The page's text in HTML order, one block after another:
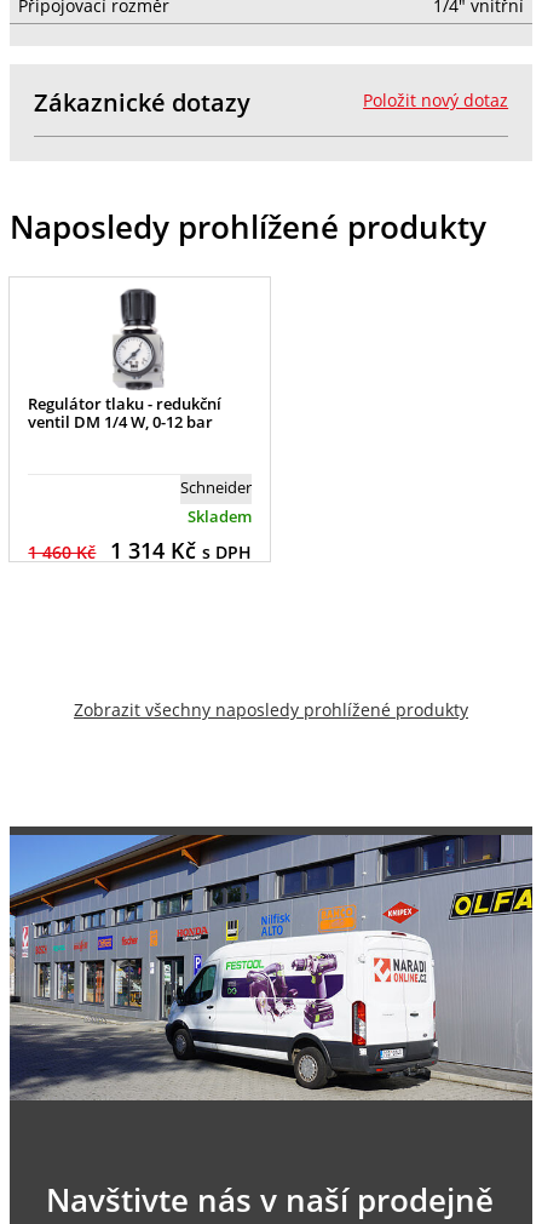
Připojovací rozměr 1/4" vnitřní
Položit nový dotaz
Zákaznické dotazy
Naposledy prohlížené produkty
Regulátor tlaku - redukční
ventil DM 1/4 W, 0-12 bar
Schneider
Skladem
1 460 Kč 1 314Kč s DPH
Zobrazit všechny naposledy prohlížené produkty
Navštivte nás v naší prodejně